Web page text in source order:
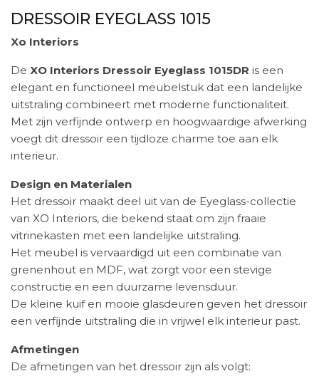
DRESSOIR EYEGLASS 1015
Xo Interiors
De XO Interiors Dressoir Eyeglass 1015DR is een
elegant en functioneel meubelstuk dat een landelijke
uitstraling combineert met moderne functionaliteit.
Met zijn verfijnde ontwerp en hoogwaardige afwerking
voegt dit dressoir een tijdloze charme toe aan elk
interieur.
Design en Materialen
Het dressoir maakt deel uit van de Eyeglass-collectie
van XO Interiors, die bekend staat om zijn fraaie
vitrinekasten met een landelijke uitstraling.
Het meubel is vervaardigd uit een combinatie van
grenenhout en MDF, wat zorgt voor een stevige
constructie en een duurzame levensduur.
De kleine kuif en mooie glasdeuren geven het dressoir
een verfijnde uitstraling die in vrijwel elk interieur past.
Afmetingen
De afmetingen van het dressoir zijn als volgt: